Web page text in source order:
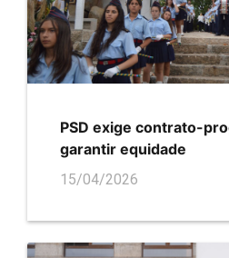
PSD exige contrato-
garantir equidade
15/04/2026